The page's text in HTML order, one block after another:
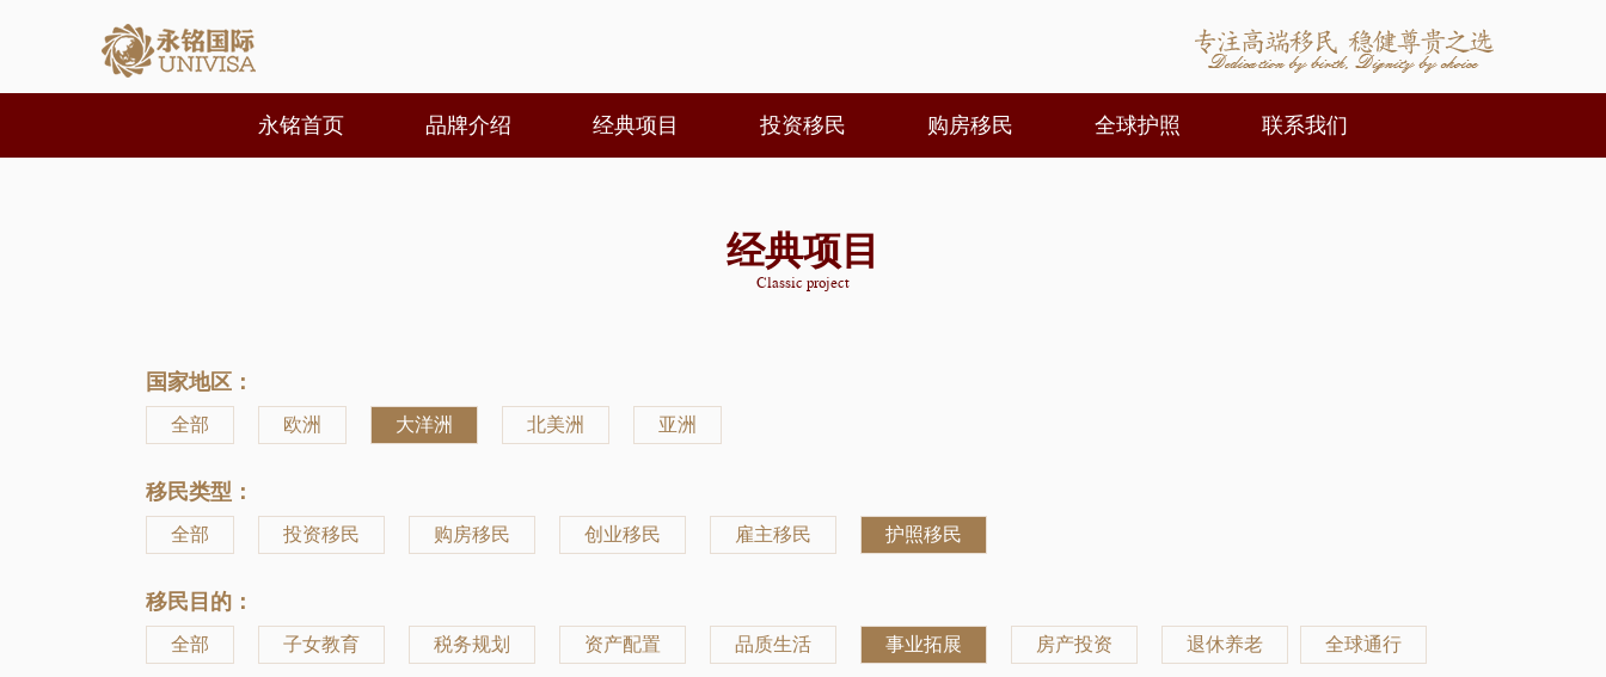
永铭首页 品牌介绍 经典项目 投资移民 购房移民 全球护照 联系我们
经典项目
Classic project
国家地区：
全部 欧洲 大洋洲 北美洲 亚洲
移民类型：
全部 投资移民 购房移民 创业移民 雇主移民 护照移民
移民目的：
全部 子女教育 税务规划 资产配置 品质生活 事业拓展 房产投资 退休养老 全球通行